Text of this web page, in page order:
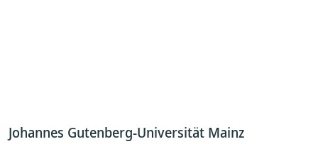
Johannes Gutenberg-Universität Mainz